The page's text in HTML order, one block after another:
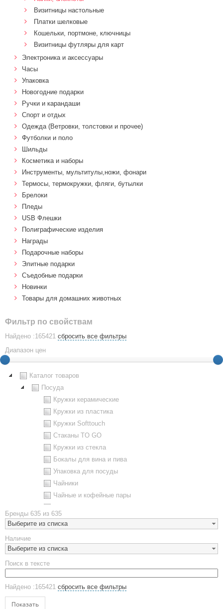
Визитницы настольные
Платки шелковые
Кошельки, портмоне, ключницы
Визитницы футляры для карт
Электроника и аксессуары
Часы
Упаковка
Новогодние подарки
Ручки и карандаши
Спорт и отдых
Одежда (Ветровки, толстовки и прочее)
Футболки и поло
Шильды
Косметика и наборы
Инструменты, мультитулы,ножи, фонари
Термосы, термокружки, фляги, бутылки
Брелоки
Пледы
USB Флешки
Полиграфические изделия
Награды
Подарочные наборы
Элитные подарки
Cъедобные подарки
Новинки
Товары для домашних животных
Фильтр по свойствам
Найдено :165421 сбросить все фильтры
Диапазон цен
Каталог товаров
Посуда
Кружки керамические
Кружки из пластика
Кружки Softtouch
Стаканы TO GO
Кружки из стекла
Бокалы для вина и пива
Упаковка для посуды
Чайники
Чайные и кофейные пары
Наборы посуды
Предметы сервировки
Стаканы
Эко кружки
ЕВРОПОСУДА
Аксессуары
Ежедневники и блокноты
Бренды 635 из 635
Выберите из списка
Наличие
Выберите из списка
Поиск в тексте
Найдено :165421 сбросить все фильтры
Показать